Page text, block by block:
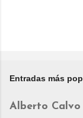
Entradas más
Alberto Calvo